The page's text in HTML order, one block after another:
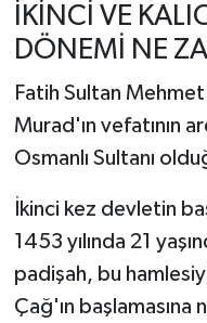
İKİNCİ VE
DÖNEMİ NE
Fatih Sultan
Murad'ın vefatının
Osmanlı Sultanı
İkinci kez devletin
1453 yılında 21
padişah, bu
Çağ'ın